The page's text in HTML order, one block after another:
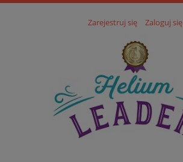
Zarejestruj się Zaloguj się